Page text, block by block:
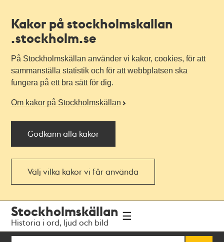
Kakor på stockholmskallan
.stockholm.se
På Stockholmskällan använder vi kakor, cookies, för att
sammanställa statistik och för att webbplatsen ska
fungera på ett bra sätt för dig.
Om kakor på Stockholmskällan
Godkänn alla kakor
Välj vilka kakor vi får använda
navigationen
huvudinnehållet
Stockholmskällan
Historia i ord, ljud och bild
Sök